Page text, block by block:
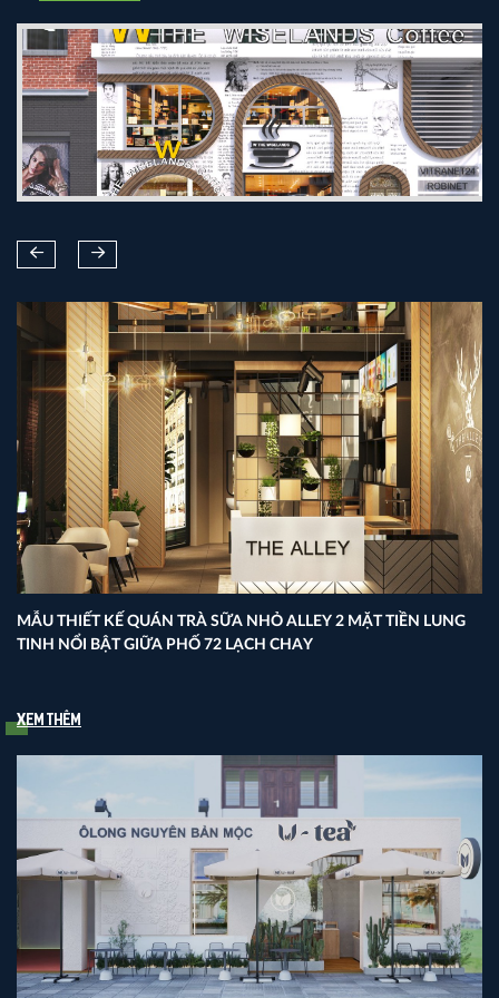
MẪU THIẾT KẾ QUÁN TRÀ SỮA NHỎ ALLEY 2 MẶT TIỀN LUNG
TINH NỔI BẬT GIỮA PHỐ 72 LẠCH CHAY
Xem thêm